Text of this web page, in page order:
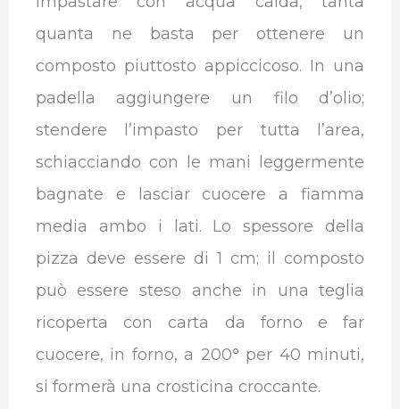
quanta ne basta per ottenere un
composto piuttosto appiccicoso. In una
padella aggiungere un filo d’olio;
stendere l’impasto per tutta l’area,
schiacciando con le mani leggermente
bagnate e lasciar cuocere a fiamma
media ambo i lati. Lo spessore della
pizza deve essere di 1 cm; il composto
può essere steso anche in una teglia
ricoperta con carta da forno e far
cuocere, in forno, a 200° per 40 minuti,
si formerà una crosticina croccante.